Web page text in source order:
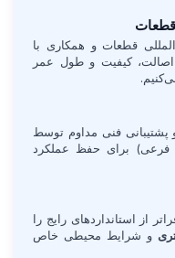
قطعات و همکاری با
کیفیت و طول عمر
پشتیبانی فنی مداوم توسط
فرعی) برای حفظ عملکرد
از استانداردهای رایج را
و شرایط محیطی خاص